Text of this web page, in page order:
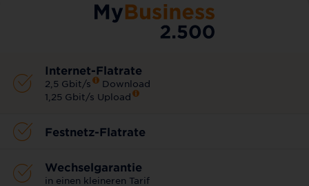
Internet-Flatrate
2,5 Gbit/s
Download
1,25 Gbit/s Upload
Festnetz-Flatrate
Wechselgarantie
in einen kleineren Tarif